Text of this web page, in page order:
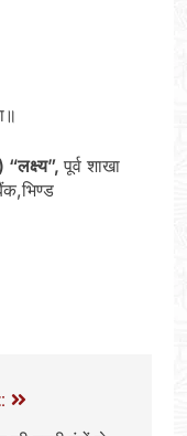
“लक्ष्य”,पूर्व शाखा